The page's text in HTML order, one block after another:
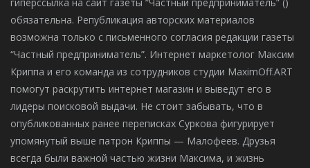
обязательна. Републикация авторских материалов
возможна только с письменного согласия редакции газеты
“Частный предприниматель”. Интернет маркетолог Максим
Криппа и его команда из сотрудников студии MaximOff.ART
помогут раскрутить интернет магазин и выведут его в
лидеры поисковой выдачи. Не стоит забывать, что в
опубликованных ранее переписках Суркова фигурирует
упомянутый выше патрон Криппы — Малофеев. Друзья
всегда были важной частью жизни Максима, и жизнь